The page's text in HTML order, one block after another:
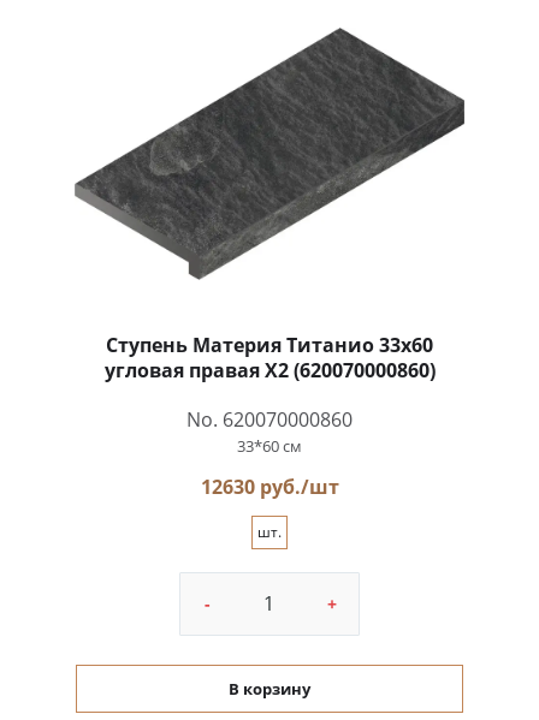
Ступень Материя Титанио 33x60
угловая правая X2 (620070000860)
No. 620070000860
33*60 см
12630 руб./шт
шт.
- +
В корзину